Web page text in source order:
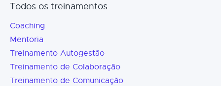
Todos os treinamentos
Coaching
Mentoria
Treinamento Autogestão
Treinamento de Colaboração
Treinamento de Comunicação